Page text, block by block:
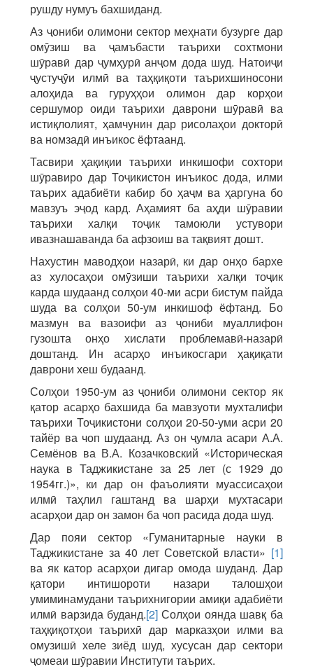
рушду нумуъ бахшиданд.
Аз ҷониби олимони сектор меҳнати бузурге дар
омӯзиш ва ҷамъбасти таърихи сохтмони
шӯравӣ дар ҷумҳурӣ анҷом дода шуд. Натоиҷи
ҷустуҷӯи илмӣ ва таҳқиқоти таърихшиносони
алоҳида ва гуруҳҳои олимон дар корҳои
сершумор оиди таърихи даврони шӯравӣ ва
истиқлолият, ҳамчунин дар рисолаҳои докторӣ
ва номзадӣ инъикос ёфтаанд.
Тасвири ҳақиқии таърихи инкишофи сохтори
шӯравиро дар Тоҷикистон инъикос дода, илми
таърих адабиёти кабир бо ҳаҷм ва ҳаргуна бо
мавзуъ эҷод кард. Аҳамият ба аҳди шӯравии
таърихи халқи тоҷик тамоюли устувори
ивазнашаванда ба афзоиш ва тақвият дошт.
Нахустин маводҳои назарӣ, ки дар онҳо бархе
аз хулосаҳои омӯзиши таърихи халқи тоҷик
карда шудаанд солҳои 40-ми асри бистум пайда
шуда ва солҳои 50-ум инкишоф ёфтанд. Бо
мазмун ва вазоифи аз ҷониби муаллифон
гузошта онҳо хислати проблемавӣ-назарӣ
доштанд. Ин асарҳо инъикосгари ҳақиқати
даврони хеш будаанд.
Солҳои 1950-ум аз ҷониби олимони сектор як
қатор асарҳо бахшида ба мавзуоти мухталифи
таърихи Тоҷикистони солҳои 20-50-уми асри 20
тайёр ва чоп шудаанд. Аз он ҷумла асари А.А.
Семёнов ва В.А. Козачковский «Историческая
наука в Таджикистане за 25 лет (с 1929 до
1954гг.)», ки дар он фаъолияти муассисаҳои
илмӣ таҳлил гаштанд ва шарҳи мухтасари
асарҳои дар он замон ба чоп расида дода шуд.
Дар пояи сектор «Гуманитарные науки в
Таджикистане за 40 лет Советской власти» [1]
ва як катор асарҳои дигар омода шуданд. Дар
қатори интишороти назари талошҳои
умиминамудани таърихнигории амиқи адабиёти
илмӣ варзида буданд.[2] Солҳои оянда шавқ ба
таҳқиқотҳои таърихӣ дар марказҳои илми ва
омузишӣ хеле зиёд шуд, хусусан дар сектори
ҷомеаи шӯравии Институти таърих.